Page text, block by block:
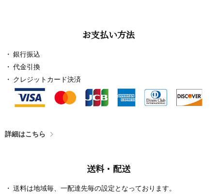
お支払い方法
銀行振込
代金引換
クレジットカード決済
詳細はこちら
送料・配送
送料は地域毎、一配達先毎の設定となっております。